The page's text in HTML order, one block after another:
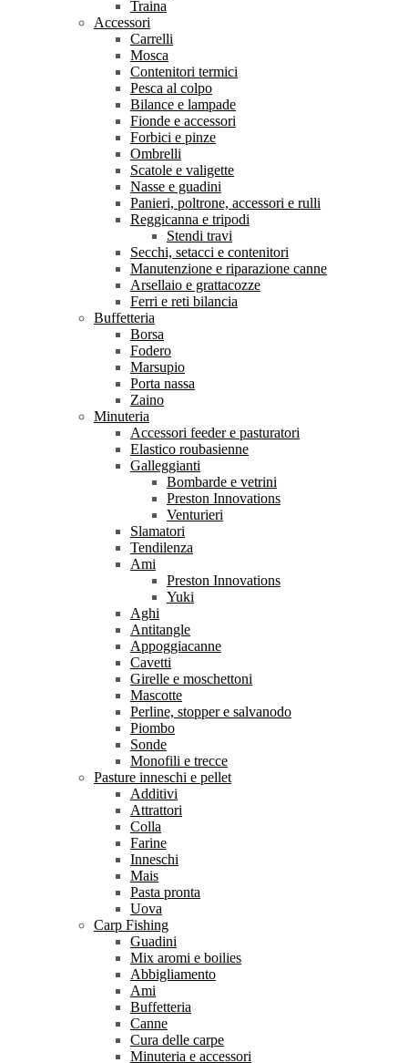
Traina
Accessori
Carrelli
Mosca
Contenitori termici
Pesca al colpo
Bilance e lampade
Fionde e accessori
Forbici e pinze
Ombrelli
Scatole e valigette
Nasse e guadini
Panieri, poltrone, accessori e rulli
Reggicanna e tripodi
Stendi travi
Secchi, setacci e contenitori
Manutenzione e riparazione canne
Arsellaio e grattacozze
Ferri e reti bilancia
Buffetteria
Borsa
Fodero
Marsupio
Porta nassa
Zaino
Minuteria
Accessori feeder e pasturatori
Elastico roubasienne
Galleggianti
Bombarde e vetrini
Preston Innovations
Venturieri
Slamatori
Tendilenza
Ami
Preston Innovations
Yuki
Aghi
Antitangle
Appoggiacanne
Cavetti
Girelle e moschettoni
Mascotte
Perline, stopper e salvanodo
Piombo
Sonde
Monofili e trecce
Pasture inneschi e pellet
Additivi
Attrattori
Colla
Farine
Inneschi
Mais
Pasta pronta
Uova
Carp Fishing
Guadini
Mix aromi e boilies
Abbigliamento
Ami
Buffetteria
Canne
Cura delle carpe
Minuteria e accessori